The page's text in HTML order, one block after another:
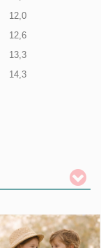
12,0
12,6
13,3
14,3